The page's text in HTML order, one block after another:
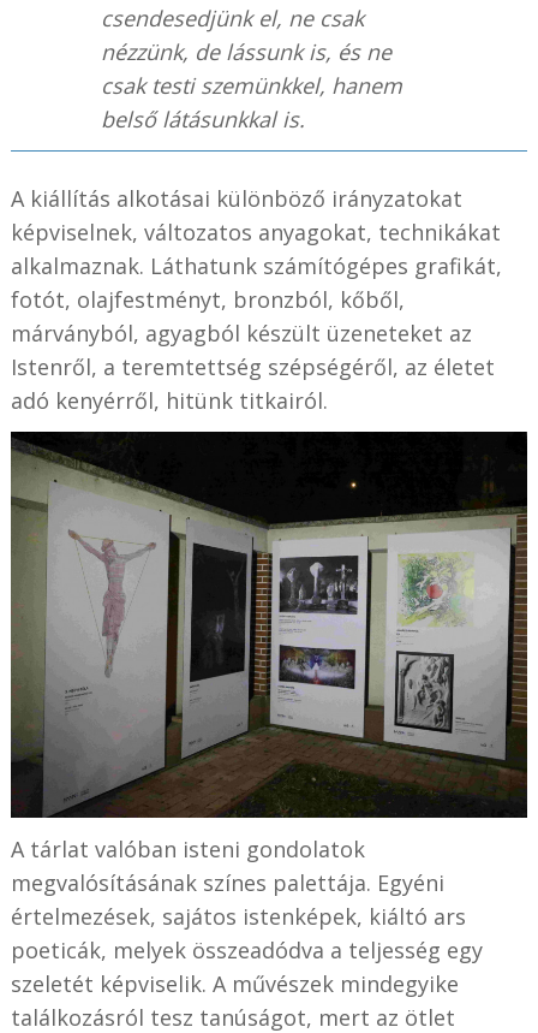
csendesedjünk el, ne csak
nézzünk, de lássunk is, és ne
csak testi szemünkkel, hanem
belső látásunkkal is.
A kiállítás alkotásai különböző irányzatokat
képviselnek, változatos anyagokat, technikákat
alkalmaznak. Láthatunk számítógépes grafikát,
fotót, olajfestményt, bronzból, kőből,
márványból, agyagból készült üzeneteket az
Istenről, a teremtettség szépségéről, az életet
adó kenyérről, hitünk titkairól.
A tárlat valóban isteni gondolatok
megvalósításának színes palettája. Egyéni
értelmezések, sajátos istenképek, kiáltó ars
poeticák, melyek összeadódva a teljesség egy
szeletét képviselik. A művészek mindegyike
találkozásról tesz tanúságot, mert az ötlet